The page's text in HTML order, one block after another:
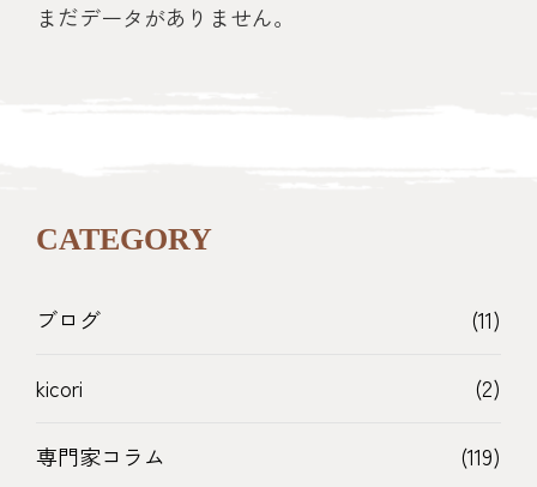
まだデータがありません。
CATEGORY
ブログ (11)
kicori (2)
専門家コラム (119)